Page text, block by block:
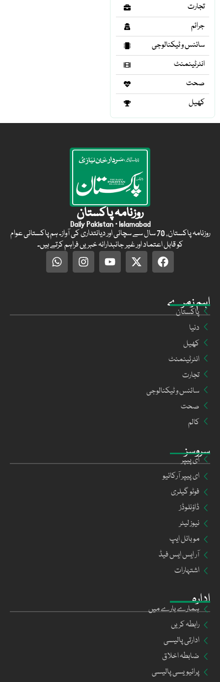
تجارت
جرائم
سائنس و ٹیکنالوجی
انٹرٹینمنٹ
صحت
کھیل
ادارہ
ہمارے بارے میں
رابطہ کریں
ادارتی پالیسی
ضابطہ اخلاق
پرائیویسی پالیسی
سروسز
ای پیپر
ای پیپر آرکائیو
فوٹو گیلری
ڈاؤنلوڈز
نیوز لیٹر
موبائل ایپ
آر ایس ایس فیڈ
اشتہارات
اہم زمرے
پاکستان
دنیا
کھیل
انٹرٹینمنٹ
تجارت
سائنس و ٹیکنالوجی
صحت
کالم
روزنامہ پاکستان
Daily Pakistan · Islamabad
روزنامہ پاکستان, 70 سال سے سچائی اور دیانتداری کی آواز۔ ہم پاکستانی عوام
کو قابل اعتماد اور غیر جانبدارانہ خبریں فراہم کرتے ہیں۔